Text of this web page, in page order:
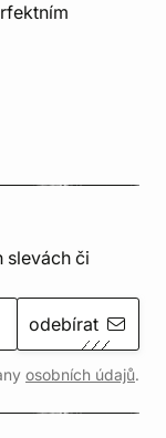
slevách či
odebírat
osobních údajů.